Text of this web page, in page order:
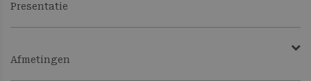
Presentatie
Afmetingen